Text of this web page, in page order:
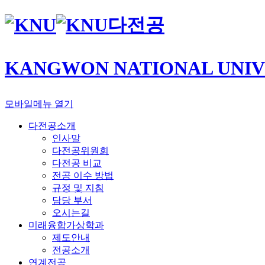
다전공
KANGWON NATIONAL
모바일메뉴 열기
다전공소개
인사말
다전공위원회
다전공 비교
전공 이수 방법
규정 및 지침
담당 부서
오시는길
미래융합가상학과
제도안내
전공소개
연계전공